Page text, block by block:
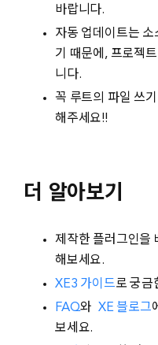
바랍니다.
자동 업데이트는 소
기 때문에, 프로젝
니다.
꼭 루트의 파일 쓰
해주세요!!
더 알아보기
제작한 플러그인을
해보세요.
XE3 가이드로 궁금
FAQ와 XE 블로그
보세요.